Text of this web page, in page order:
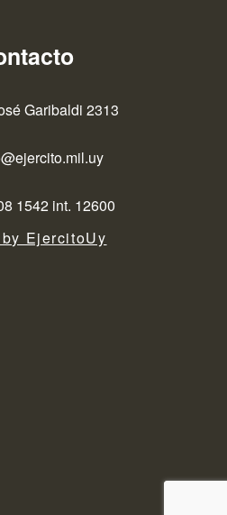
Garibaldi 2313
1542 int. 12600
EjercitoUy